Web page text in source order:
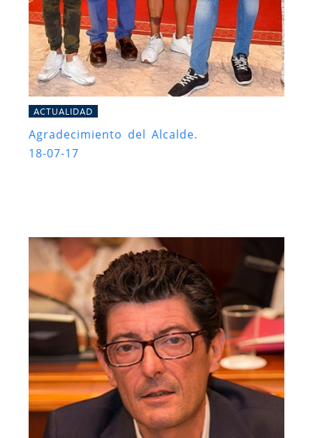
ACTUALIDAD
Agradecimiento del Alcalde.
18-07-17